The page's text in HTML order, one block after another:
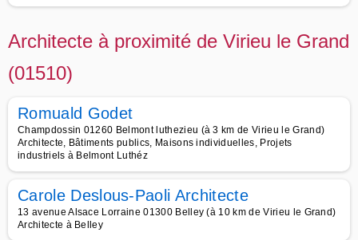
Architecte à proximité de Virieu le Grand
(01510)
Romuald Godet
Champdossin 01260 Belmont luthezieu (à 3 km de Virieu le Grand)
Architecte, Bâtiments publics, Maisons individuelles, Projets
industriels à Belmont Luthéz
Carole Deslous-Paoli Architecte
13 avenue Alsace Lorraine 01300 Belley (à 10 km de Virieu le Grand)
Architecte à Belley